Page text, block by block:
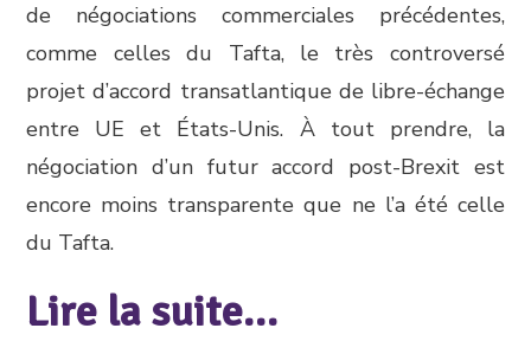
de négociations commerciales précédentes,
comme celles du Tafta, le très controversé
projet d’accord transatlantique de libre-échange
entre UE et États-Unis. À tout prendre, la
négociation d’un futur accord post-Brexit est
encore moins transparente que ne l’a été celle
du Tafta.
Lire la suite…